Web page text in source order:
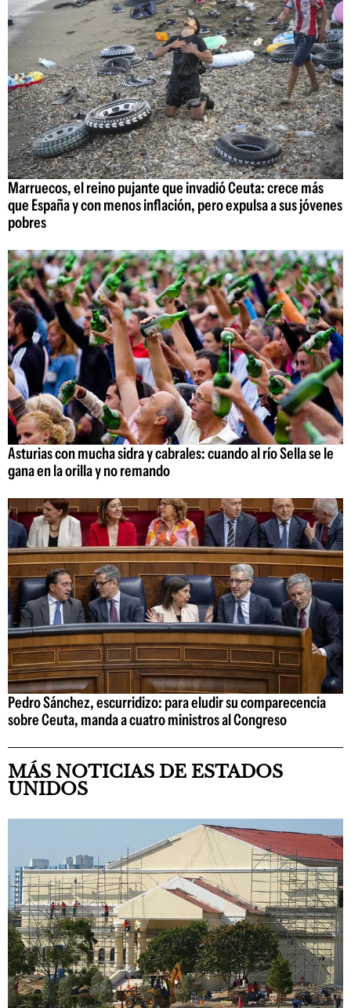
Marruecos, el reino pujante que invadió Ceuta: crece más
que España y con menos inflación, pero expulsa a sus jóvenes
pobres
Asturias con mucha sidra y cabrales: cuando al río Sella se le
gana en la orilla y no remando
Pedro Sánchez, escurridizo: para eludir su comparecencia
sobre Ceuta, manda a cuatro ministros al Congreso
MÁS NOTICIAS DE ESTADOS
UNIDOS